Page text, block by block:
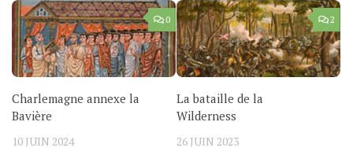
0
Charlemagne annexe la
Bavière
10 JUIN 2024
2
La bataille de la
Wilderness
26 JUIN 2023